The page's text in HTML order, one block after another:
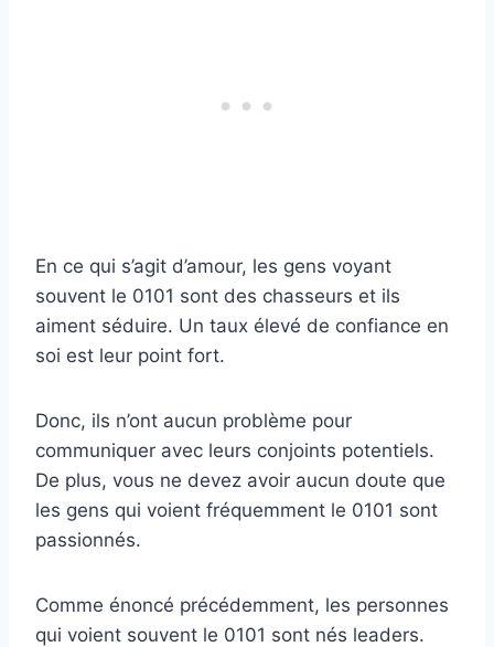
En ce qui s’agit d’amour, les gens voyant
souvent le 0101 sont des chasseurs et ils
aiment séduire. Un taux élevé de confiance en
soi est leur point fort.
Donc, ils n’ont aucun problème pour
communiquer avec leurs conjoints potentiels.
De plus, vous ne devez avoir aucun doute que
les gens qui voient fréquemment le 0101 sont
passionnés.
Comme énoncé précédemment, les personnes
qui voient souvent le 0101 sont nés leaders.